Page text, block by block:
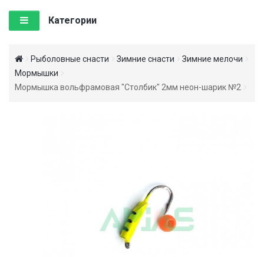
Категории
Рыболовные снасти Зимние снасти
Зимние мелочи
Мормышки
Мормышка вольфрамовая "Столбик" 2мм неон-шарик №2